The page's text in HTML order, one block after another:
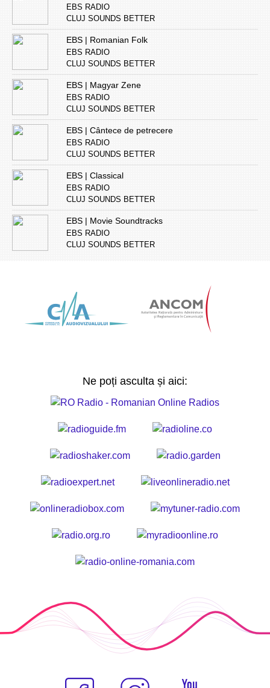
EBS RADIO
CLUJ SOUNDS BETTER
EBS | Romanian Folk
EBS RADIO
CLUJ SOUNDS BETTER
EBS | Magyar Zene
EBS RADIO
CLUJ SOUNDS BETTER
EBS | Cântece de petrecere
EBS RADIO
CLUJ SOUNDS BETTER
EBS | Classical
EBS RADIO
CLUJ SOUNDS BETTER
EBS | Movie Soundtracks
EBS RADIO
CLUJ SOUNDS BETTER
Ne poți asculta și aici: